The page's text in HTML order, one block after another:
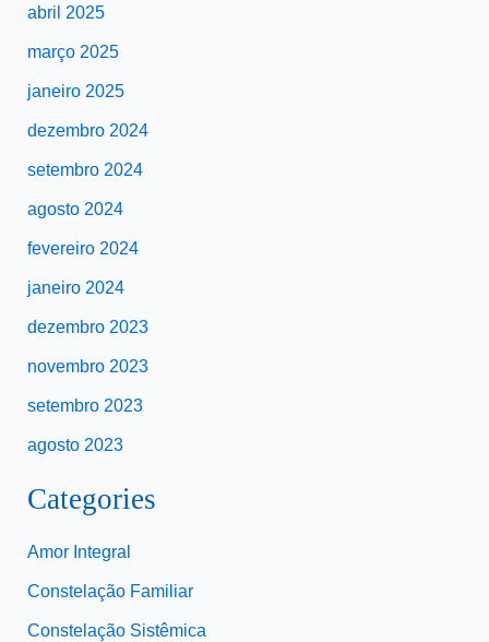
abril 2025
março 2025
janeiro 2025
dezembro 2024
setembro 2024
agosto 2024
fevereiro 2024
janeiro 2024
dezembro 2023
novembro 2023
setembro 2023
agosto 2023
Categories
Amor Integral
Constelação Familiar
Constelação Sistêmica